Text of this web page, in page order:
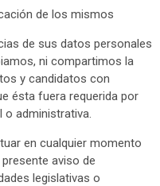
de los mismos
de sus datos personales
ni compartimos la
y candidatos con
ésta fuera requerida por
o administrativa.
en cualquier momento
aviso de
legislativas o